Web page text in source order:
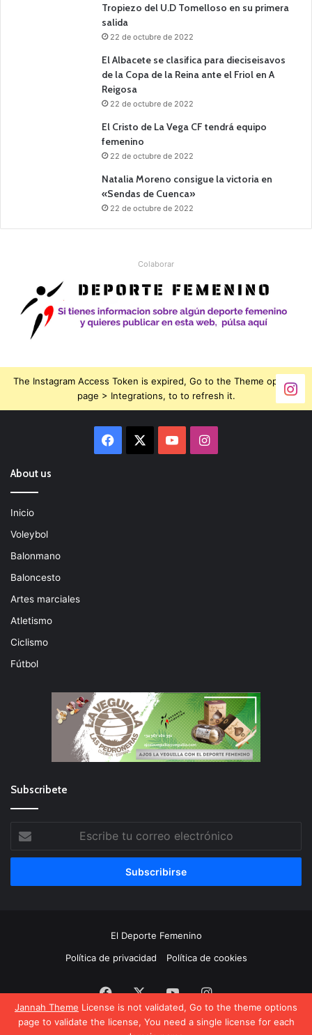
Jannah Theme License is not validated, Go to the theme options
page to validate the license, You need a single license for each
Tropiezo del U.D Tomelloso en su primera
salida
22 de octubre de 2022
El Albacete se clasifica para dieciseisavos
de la Copa de la Reina ante el Friol en A
Reigosa
22 de octubre de 2022
El Cristo de La Vega CF tendrá equipo
femenino
22 de octubre de 2022
Natalia Moreno consigue la victoria en
«Sendas de Cuenca»
22 de octubre de 2022
Colaborar
The Instagram Access Token is expired, Go to the Theme options
page > Integrations, to to refresh it.
Facebook YouTubeInstagram
About us
Inicio
Voleybol
Balonmano
Baloncesto
Artes marciales
Atletismo
Ciclismo
Fútbol
Subscribete
Escribe
tu
correo
El Deporte Femenino
Política de privacidad
Política de cookies
Facebook
X YouTubeInstagram